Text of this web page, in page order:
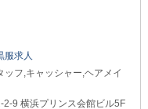
服求人
ッフ,キャッシャー,ヘアメイ
2-9 横浜プリンス会館ビル5F